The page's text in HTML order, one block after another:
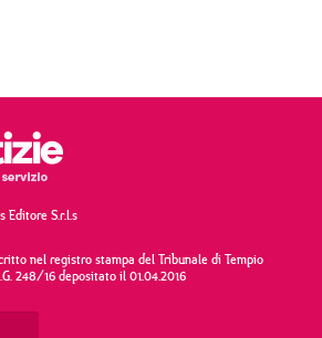
S.r.l.s
nel registro stampa del Tribunale di Tempio
248/16 depositato il 01.04.2016